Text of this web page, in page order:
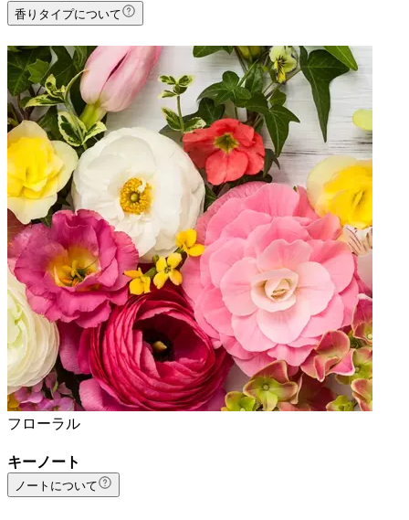
香りタイプについて
フローラル
キーノート
ノートについて